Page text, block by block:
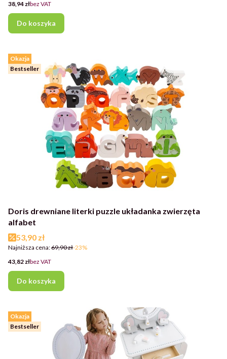
Cena
38,94 złbez VAT
Do koszyka
Okazja
Bestseller
Doris drewniane literki puzzle układanka zwierzęta
alfabet
Cena promocyjna
53,90 zł
Najniższa cena:69,90 zł-23%
Cena
43,82 złbez VAT
Do koszyka
Okazja
Bestseller